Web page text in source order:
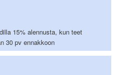
15% alennusta, kun teet
30 pv ennakkoon